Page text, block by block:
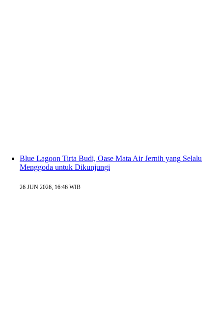
Blue Lagoon Tirta Budi, Oase Mata Air Jernih yang Selalu
Menggoda untuk Dikunjungi
26 JUN 2026, 16:46 WIB